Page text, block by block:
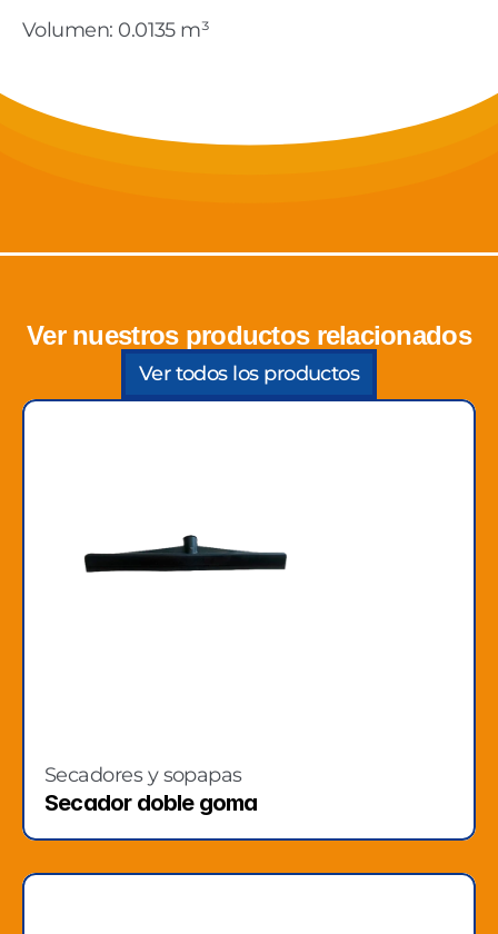
Volumen: 0.0135 m³
Ver nuestros productos relacionados
Ver todos los productos
Secadores y sopapas
Secador doble goma